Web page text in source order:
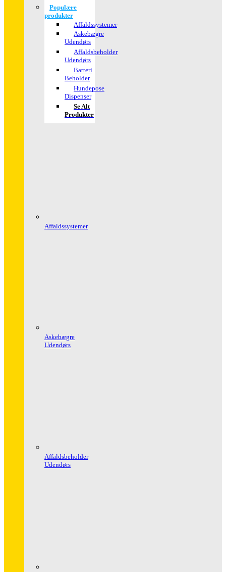
Populære
produkter
Affaldssystemer
Askebægre
Udendørs
Affaldsbeholder
Udendørs
Batteri
Beholder
Hundepose
Dispenser
Se Alt
Produkter
Affaldssystemer
Askebægre
Udendørs
Affaldsbeholder
Udendørs